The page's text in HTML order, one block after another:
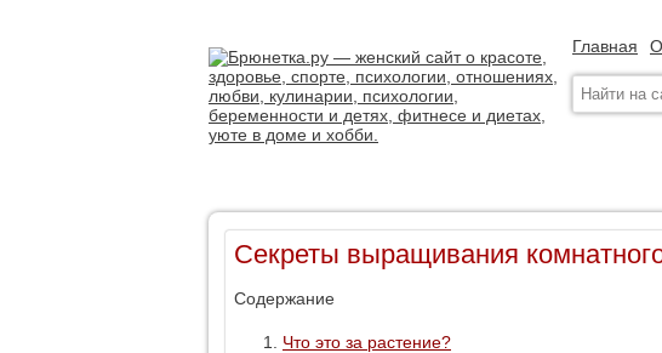
Главная
Секреты выращивания
Содержание
Что это за растение?